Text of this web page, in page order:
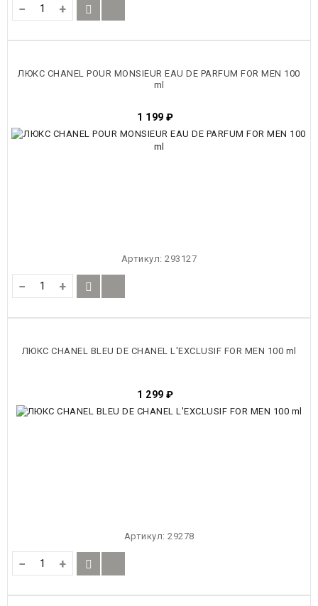
− +
ЛЮКС CHANEL POUR MONSIEUR EAU DE PARFUM FOR MEN 100
ml
1 199 ₽
Артикул:293127
− +
ЛЮКС CHANEL BLEU DE CHANEL L'EXCLUSIF FOR MEN 100 ml
1 299 ₽
Артикул: 29278
− +